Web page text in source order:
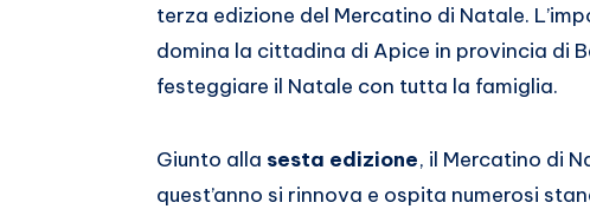
Twitter
Condividi
Pinterest
terza edizione del Mercatino di Natale.
domina la cittadina di Apice in provincia di
festeggiare il Natale con tutta la famiglia.
Giunto alla sesta edizione, il Mercatino di
quest’anno si rinnova e ospita numerosi